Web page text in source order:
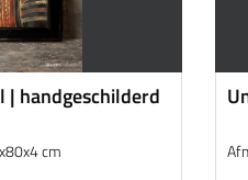
| handgeschilderd
cm